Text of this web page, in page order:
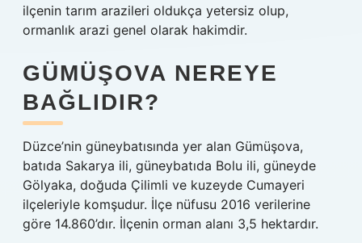
ilçenin tarım arazileri oldukça yetersiz olup,
ormanlık arazi genel olarak hakimdir.
GÜMÜŞOVA NEREYE
BAĞLIDIR?
Düzce’nin güneybatısında yer alan Gümüşova,
batıda Sakarya ili, güneybatıda Bolu ili, güneyde
Gölyaka, doğuda Çilimli ve kuzeyde Cumayeri
ilçeleriyle komşudur. İlçe nüfusu 2016 verilerine
göre 14.860’dır. İlçenin orman alanı 3,5 hektardır.